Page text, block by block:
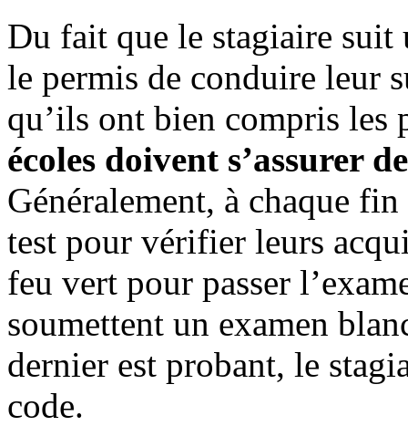
Du fait que le stagiaire
le permis de conduire leur
qu’ils ont bien compris
écoles doivent s’assurer
Généralement, à chaque
test pour vérifier leurs
feu vert pour passer
soumettent un examen
dernier est probant, le
code.